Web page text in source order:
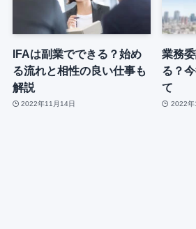
IFAは副業でできる？始め
る流れと相性の良い仕事も
解説
2022年11月14日
業務
る？
て
2022年